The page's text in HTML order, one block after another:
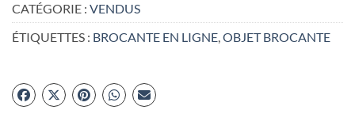
CATÉGORIE : VENDUS
ÉTIQUETTES : BROCANTE EN LIGNE,OBJET BROCANTE